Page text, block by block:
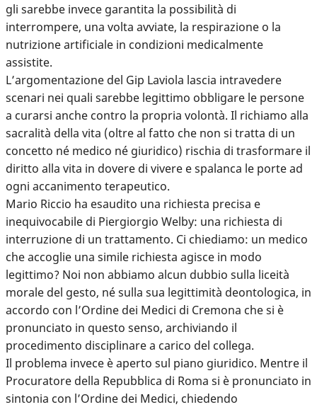
gli sarebbe invece garantita la possibilità di
interrompere, una volta avviate, la respirazione o la
nutrizione artificiale in condizioni medicalmente
assistite.
L’argomentazione del Gip Laviola lascia intravedere
scenari nei quali sarebbe legittimo obbligare le persone
a curarsi anche contro la propria volontà. Il richiamo alla
sacralità della vita (oltre al fatto che non si tratta di un
concetto né medico né giuridico) rischia di trasformare il
diritto alla vita in dovere di vivere e spalanca le porte ad
ogni accanimento terapeutico.
Mario Riccio ha esaudito una richiesta precisa e
inequivocabile di Piergiorgio Welby: una richiesta di
interruzione di un trattamento. Ci chiediamo: un medico
che accoglie una simile richiesta agisce in modo
legittimo? Noi non abbiamo alcun dubbio sulla liceità
morale del gesto, né sulla sua legittimità deontologica, in
accordo con l’Ordine dei Medici di Cremona che si è
pronunciato in questo senso, archiviando il
procedimento disciplinare a carico del collega.
Il problema invece è aperto sul piano giuridico. Mentre il
Procuratore della Repubblica di Roma si è pronunciato in
sintonia con l’Ordine dei Medici, chiedendo